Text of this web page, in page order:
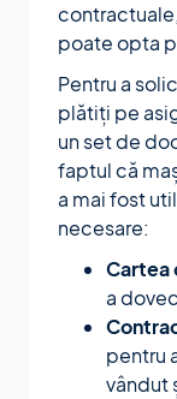
poate opta
Pentru a
plătiți pe
un set de
faptul că
a mai fost
necesare:
Cartea
a
pentru
vândut